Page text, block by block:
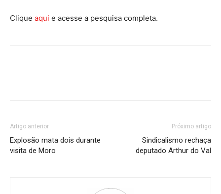
Clique aqui e acesse a pesquisa completa.
Artigo anterior
Explosão mata dois durante
visita de Moro
Próximo artigo
Sindicalismo rechaça
deputado Arthur do Val